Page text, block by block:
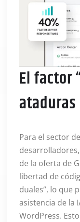
El factor
ataduras
Para el sector
de la oferta de
libertad de
duales”, lo que
asistencia de la
WordPress.